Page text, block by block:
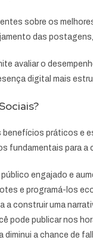
sobre os
das
avaliar o
digital mais
práticos e
fundamentais para a
engajado e
e programá-los
a construir uma
pode publicar nos
diminui a chance de